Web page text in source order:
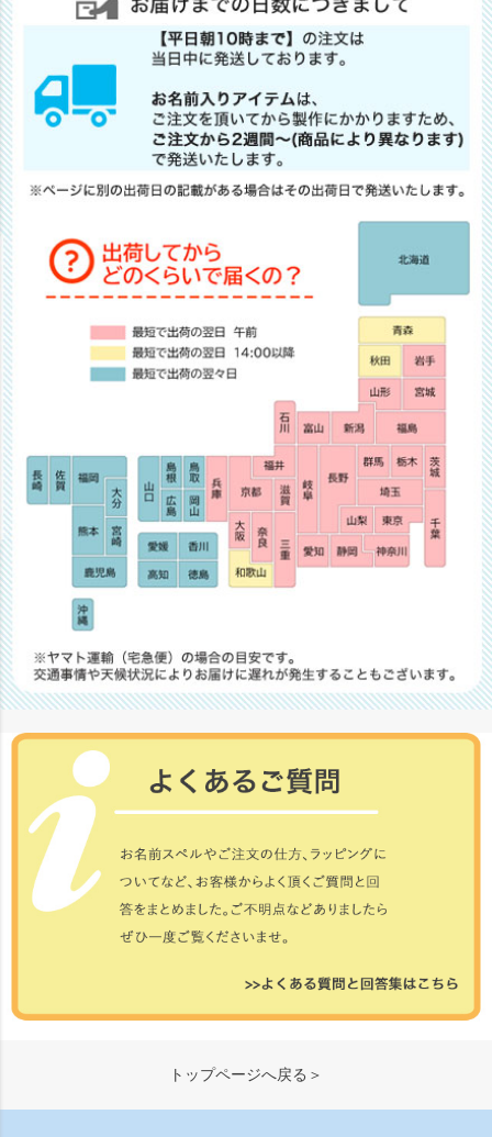
トップページへ戻る＞